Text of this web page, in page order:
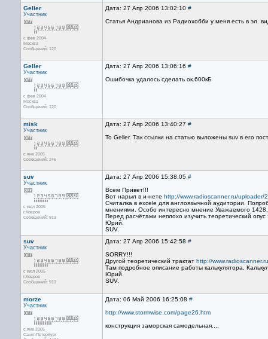
Geller
Участник
с фев 2004
Москва
Сообщений: 120
Дата: 27 Апр 2006 13:02:10 #
Статья Андрианова из Радиохобби у меня есть в эл.
Geller
Участник
с фев 2004
Москва
Сообщений: 120
Дата: 27 Апр 2006 13:06:16 #
Ошибочка удалось сделать ок.600кБ
misk
Участник
с янв 2005
Сообщений: 246
Дата: 27 Апр 2006 13:40:27 #
To Geller. Так ссылки на статью выложены suv в его
suv
Участник
с июл 2005
г.Ковров
Сообщений: 913
Дата: 27 Апр 2006 15:38:05 #
Всем Привет!!!
Вот нарыл в и-нете http://www.radioscanner.ru/uploader/
Считалка в excele для англоязычной аудитории.
мнениями. Особо интересно мнение Уважаемого 1428.
Перед расчётами неплохо изучить теоретический
Юрий.
SUV.
suv
Участник
с июл 2005
г.Ковров
Сообщений: 913
Дата: 27 Апр 2006 15:42:58 #
SORRY!!!
Другой теоретический трактат http://
Там подробное описание работы калькулятора.
Юрий.
SUV.
morze
Участник
с янв 2005
Санкт-Петербург
Дата: 06 Май 2006 16:25:08 #
http://www.stormwise.com/page26.htm
конструкция заморская самодельная....